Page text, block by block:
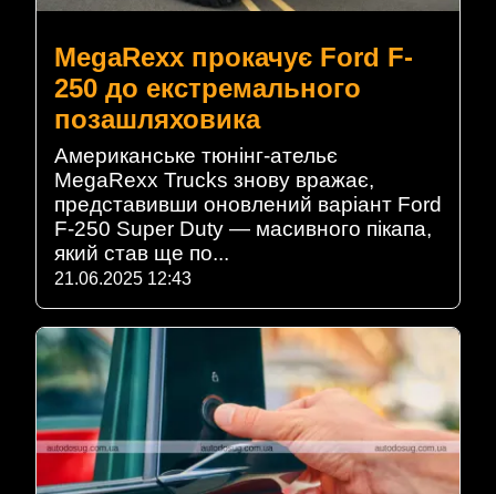
MegaRexx прокачує Ford F-
250 до екстремального
позашляховика
Американське тюнінг-ательє
MegaRexx Trucks знову вражає,
представивши оновлений варіант Ford
F-250 Super Duty — масивного пікапа,
який став ще по...
21.06.2025 12:43